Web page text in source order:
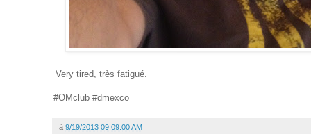
Very tired, très fatigué.
#OMclub #dmexco
à 9/19/2013 09:09:00 AM